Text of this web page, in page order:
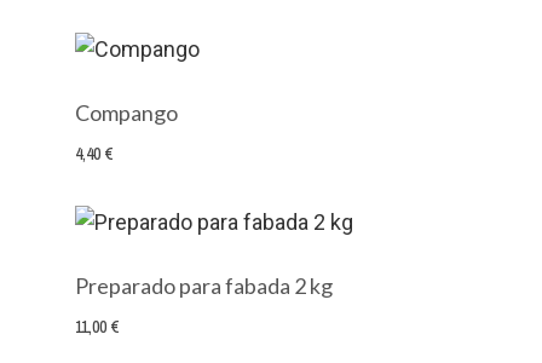
Compango
4,40 €
Preparado para fabada 2 kg
11,00 €